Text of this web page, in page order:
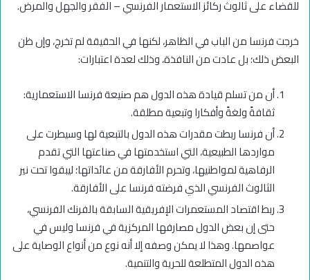
للقضاء على ثالوث ركائز الاستعمار الفرنسي – الفقر والجهل والمرض.
خرجت فرنسا من الباب في الظاهر، لكنها في الحقيقة لم تخرج، وإن ظن
البعض ذلك؛ بل عادت من النافذة، وذلك لعدة اعتبارات:
أن من تسلم قيادة هذه الدول هم صنيعة فرنسا الاستعمارية:
ثقافةً ولغةً وأفكارا وتبعية مطلقة.
أن فرنسا ربطت مقدرات هذه الدول بالتبعية لها وسيطرت على
مواردها الطبيعية، التي استخدمتها في صناعتها التي تقدم
الرفاهية لمواطنيها، وتحرم الأفارقة من عائداتها؛ ليبقوا تحت نير
الثالوث الفرنسي الذي فرضته فرنسا على الأفارقة.
ربط اقتصاد المستعمرات الإفريقية السابقة بالفرنك الفرنسي،
حتى إن بعض الدول مصارفها المركزية في فرنسا وليس في
عواصمها. وهذا لا يمكن وصفه إلا أنه نوع من أنواع الوصاية على
هذه الدول المتطلعة للحرية والتنمية.